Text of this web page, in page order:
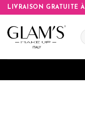
Skip
content
LIVRAISON GRATUITE